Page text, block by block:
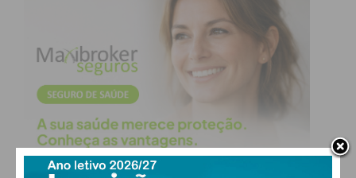
Imediato
Assine nossa newsletter por e-mail e
obtenha de forma regular a informação
atualizada.